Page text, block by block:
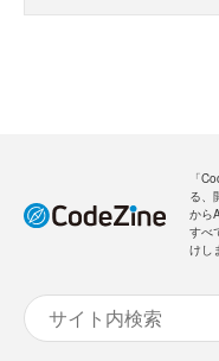
「
る、
から
すべ
けし